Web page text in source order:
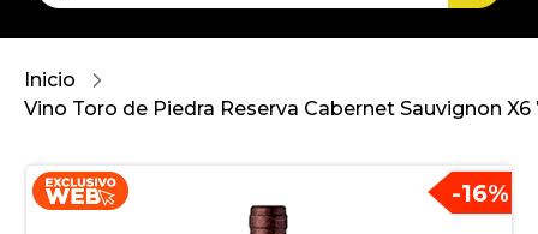
Inicio
Vino Toro de Piedra Reserva Cabernet Sauvignon X6
-16%